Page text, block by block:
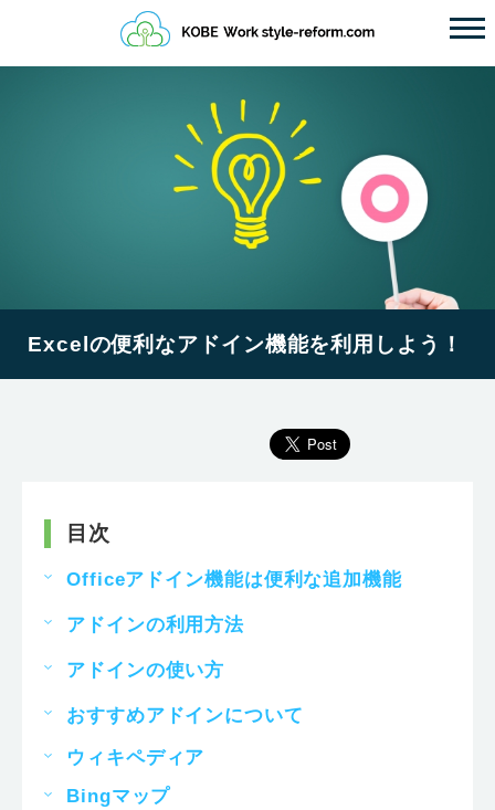
Excelの便利なアドイン機能を利用しよう！
目次
Officeアドイン機能は便利な追加機能
アドインの利用方法
アドインの使い方
おすすめアドインについて
ウィキペディア
Bingマップ